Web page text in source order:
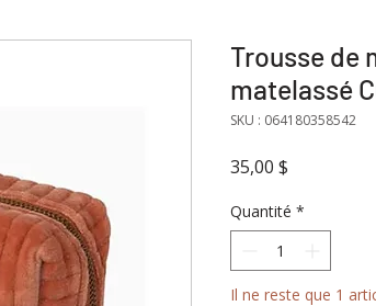
Trousse de
matelassé
SKU : 064180358542
35,00 $
Quantité *
Il ne reste que 1